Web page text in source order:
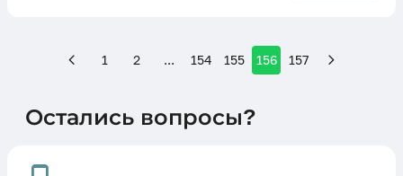
1 2 ... 154 155 156 157
Остались вопросы?